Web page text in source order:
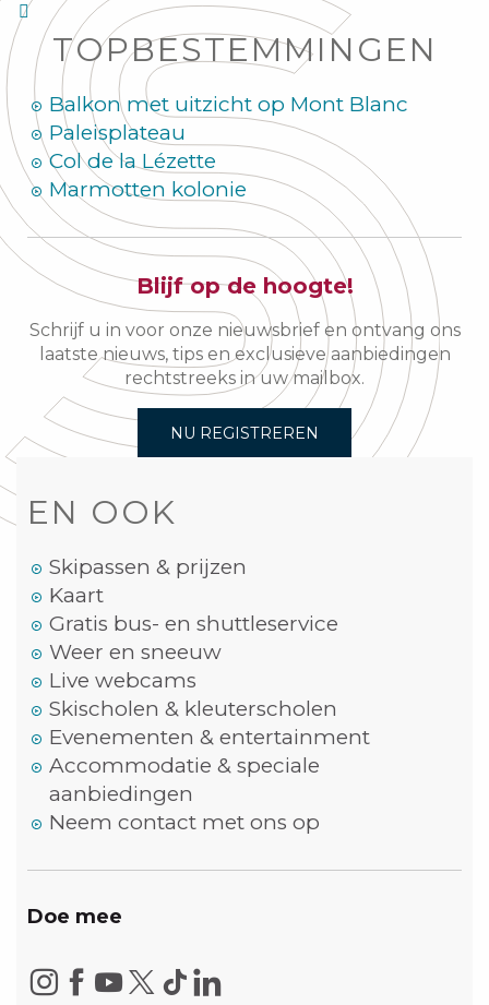
TOPBESTEMMINGEN
Balkon met uitzicht op Mont Blanc
Paleisplateau
Col de la Lézette
Marmotten kolonie
Blijf op de hoogte!
Schrijf u in voor onze nieuwsbrief en ontvang ons
laatste nieuws, tips en exclusieve aanbiedingen
rechtstreeks in uw mailbox.
NU REGISTREREN
EN OOK
Skipassen & prijzen
Kaart
Gratis bus- en shuttleservice
Weer en sneeuw
Live webcams
Skischolen & kleuterscholen
Evenementen & entertainment
Accommodatie & speciale
aanbiedingen
Neem contact met ons op
Doe mee